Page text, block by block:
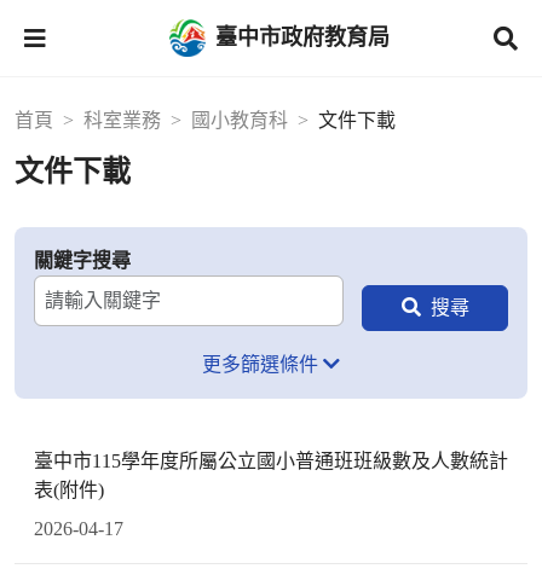
臺中市政府教育局
首頁 科室業務 國小教育科 文件下載
文件下載
關鍵字搜尋
更多篩選條件
臺中市115學年度所屬公立國小普通班班級數及人數統計
表(附件)
2026-04-17